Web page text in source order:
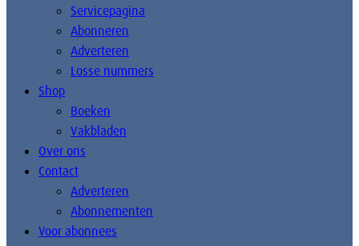
Servicepagina
Abonneren
Adverteren
Losse nummers
Shop
Boeken
Vakbladen
Over ons
Contact
Adverteren
Abonnementen
Voor abonnees